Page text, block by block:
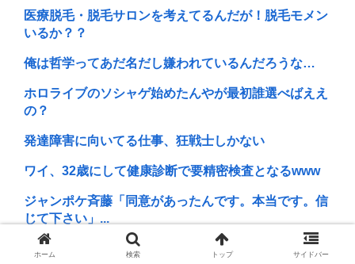
医療脱毛・脱毛サロンを考えてるんだが！脱毛モメン
いるか？？
俺は哲学ってあだ名だし嫌われているんだろうな…
ホロライブのソシャゲ始めたんやが最初誰選べばええ
の？
発達障害に向いてる仕事、狂戦士しかない
ワイ、32歳にして健康診断で要精密検査となるwww
ジャンポケ斉藤「同意があったんです。本当です。信
じて下さい」...
(ヽ´ん`)「手術が始まった…大丈夫大丈夫落ち着け」医
ホーム 検索 トップ サイドバー